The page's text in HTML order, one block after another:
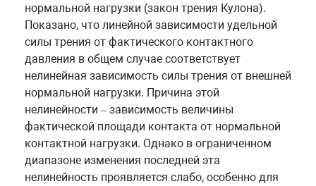
нормальной нагрузки (закон трения Кулона).
Показано, что линейной зависимости удельной
силы трения от фактического контактного
давления в общем случае соответствует
нелинейная зависимость силы трения от внешней
нормальной нагрузки. Причина этой
нелинейности – зависимость величины
фактической площади контакта от нормальной
контактной нагрузки. Однако в ограниченном
диапазоне изменения последней эта
нелинейность проявляется слабо, особенно для